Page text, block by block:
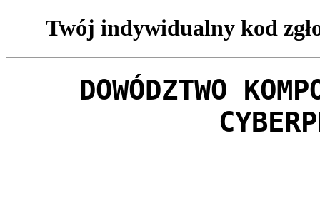
Twój indywidualny kod
DOWÓDZTWO